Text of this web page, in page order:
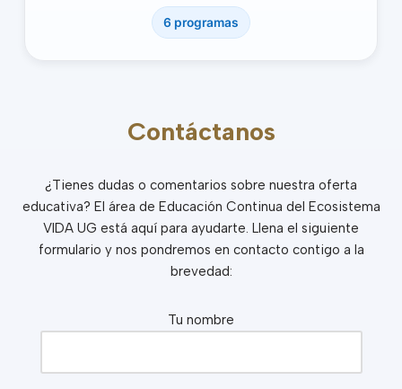
6 programas
Contáctanos
¿Tienes dudas o comentarios sobre nuestra oferta
educativa? El área de Educación Continua del Ecosistema
VIDA UG está aquí para ayudarte. Llena el siguiente
formulario y nos pondremos en contacto contigo a la
brevedad:
Tu nombre